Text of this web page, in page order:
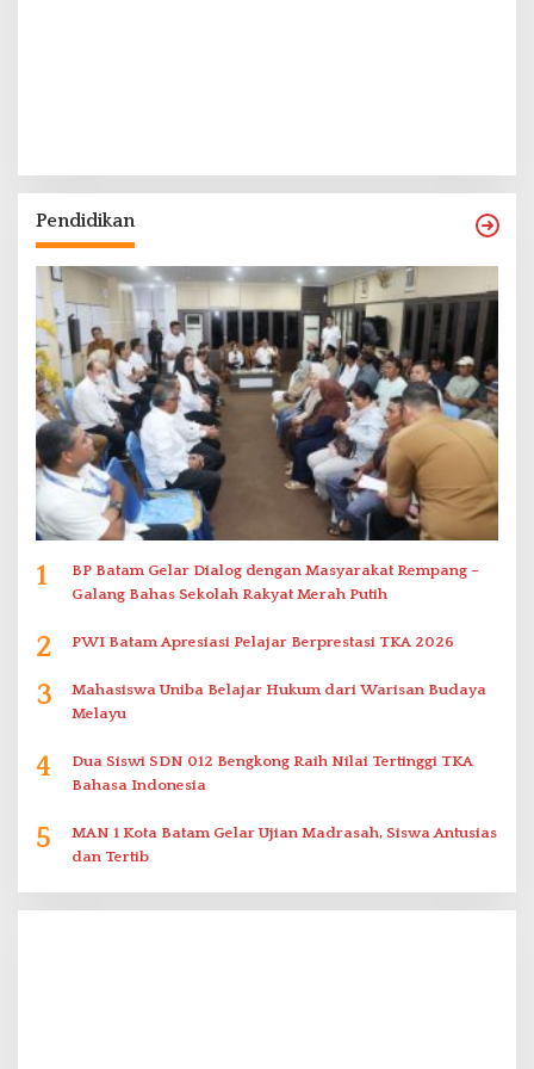
Pendidikan
1
BP Batam Gelar Dialog dengan Masyarakat Rempang –
Galang Bahas Sekolah Rakyat Merah Putih
2 PWI Batam Apresiasi Pelajar Berprestasi TKA 2026
3
Mahasiswa Uniba Belajar Hukum dari Warisan Budaya
Melayu
4
Dua Siswi SDN 012 Bengkong Raih Nilai Tertinggi TKA
Bahasa Indonesia
5
MAN 1 Kota Batam Gelar Ujian Madrasah, Siswa Antusias
dan Tertib